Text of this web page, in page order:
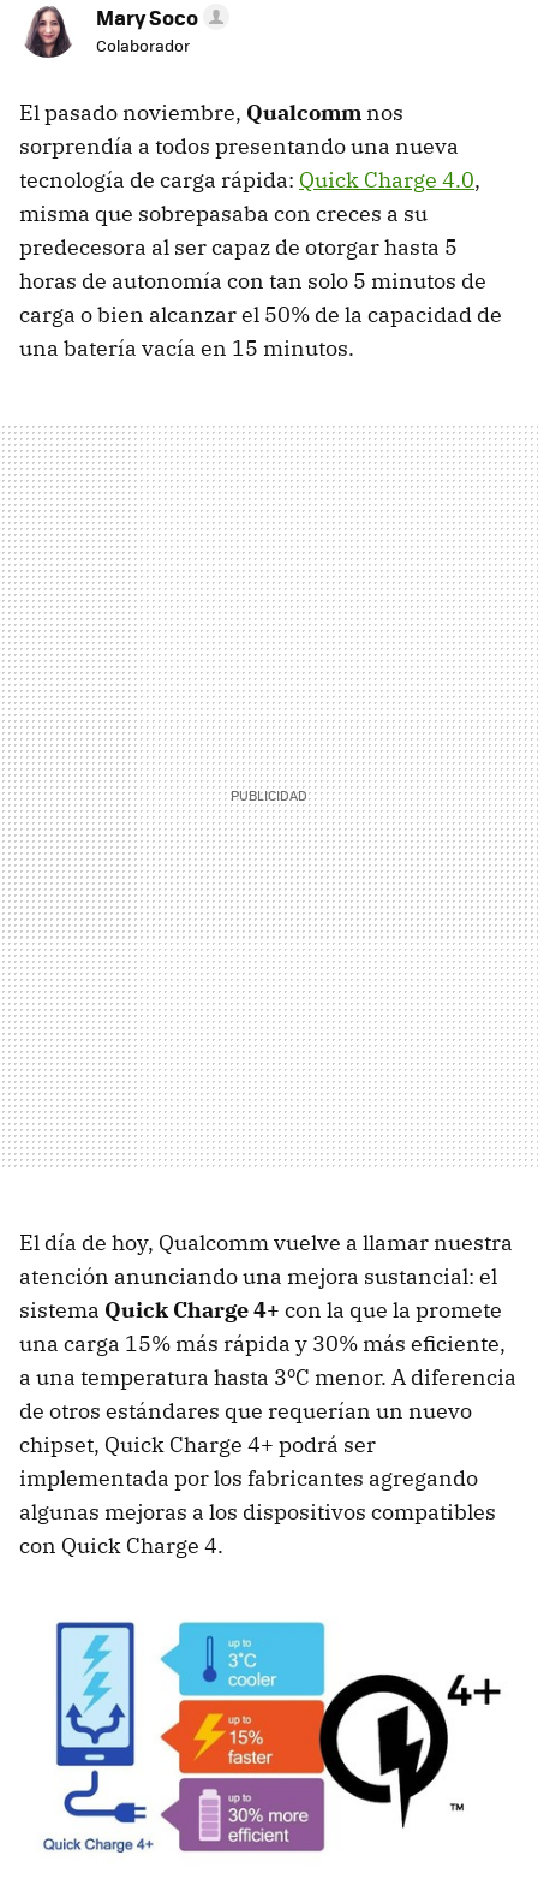
Mary Soco
Colaborador
El pasado noviembre, Qualcomm nos
sorprendía a todos presentando una nueva
tecnología de carga rápida: Quick Charge 4.0,
misma que sobrepasaba con creces a su
predecesora al ser capaz de otorgar hasta 5
horas de autonomía con tan solo 5 minutos de
carga o bien alcanzar el 50% de la capacidad de
una batería vacía en 15 minutos.
El día de hoy, Qualcomm vuelve a llamar nuestra
atención anunciando una mejora sustancial: el
sistema Quick Charge 4+ con la que la promete
una carga 15% más rápida y 30% más eficiente,
a una temperatura hasta 3ºC menor. A diferencia
de otros estándares que requerían un nuevo
chipset, Quick Charge 4+ podrá ser
implementada por los fabricantes agregando
algunas mejoras a los dispositivos compatibles
con Quick Charge 4.